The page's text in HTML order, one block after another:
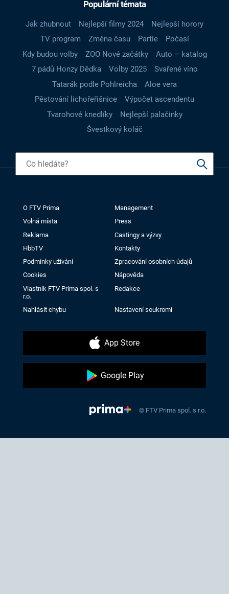
Populární témata
Jak zhubnout Nejlepší filmy 2024
Nejlepší horory
TV program
Změna času Partie
Počasí
Kdy budou volby
ZOO Nové začátky
Auto – katalog
7 pádů Honzy Dědka
Volby 2025
Svařené víno
Tatarák podle Pohlreicha
Aloe vera
Pěstování lichořeřišnice
Výpočet ascendentu
Tvarohové knedlíky
Nejlepší palačinky
Švestkový koláč
O FTV Prima
Management
Volná místa
Press
Reklama
Castingy a výzvy
HbbTV
Kontakty
Podmínky užívání
Zpracování osobních údajů
Cookies
Nápověda
Vlastník FTV Prima spol. s
r.o.
Redakce
Nahlásit chybu Nastavení soukromí
App Store
Google Play
© FTV Prima spol. s r.o.